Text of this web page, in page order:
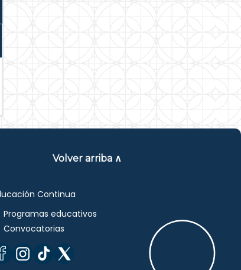
Volver arriba ∧
Continua
Programas educativos
Convocatorias